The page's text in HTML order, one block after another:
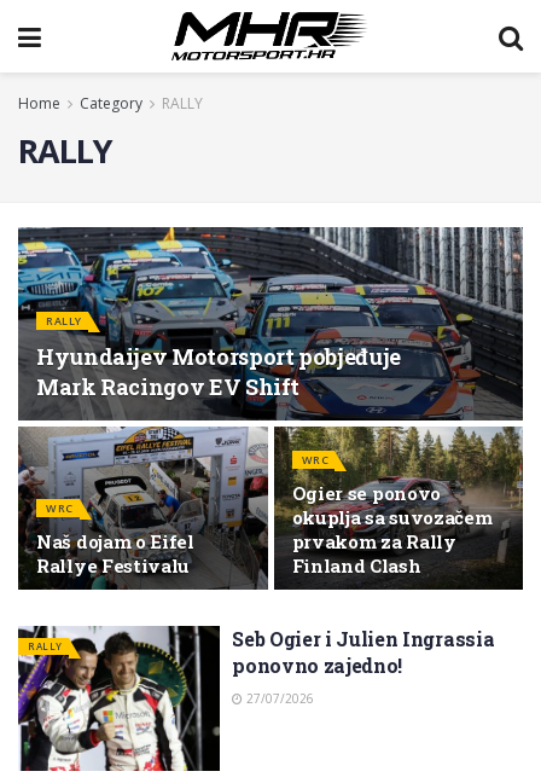
Home Category RALLY
RALLY
RALLY
Hyundaijev Motorsport pobjeđuje
Mark Racingov EV Shift
WRC
Naš dojam o Eifel
Rallye Festivalu
WRC
Ogier se ponovo
okuplja sa suvozačem
prvakom za Rally
Finland Clash
RALLY
Seb Ogier i Julien Ingrassia
ponovno zajedno!
27/07/2026